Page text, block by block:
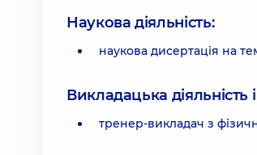
Наукова діяльність:
наукова дисертація на
Викладацька діяльність
тренер-викладач з